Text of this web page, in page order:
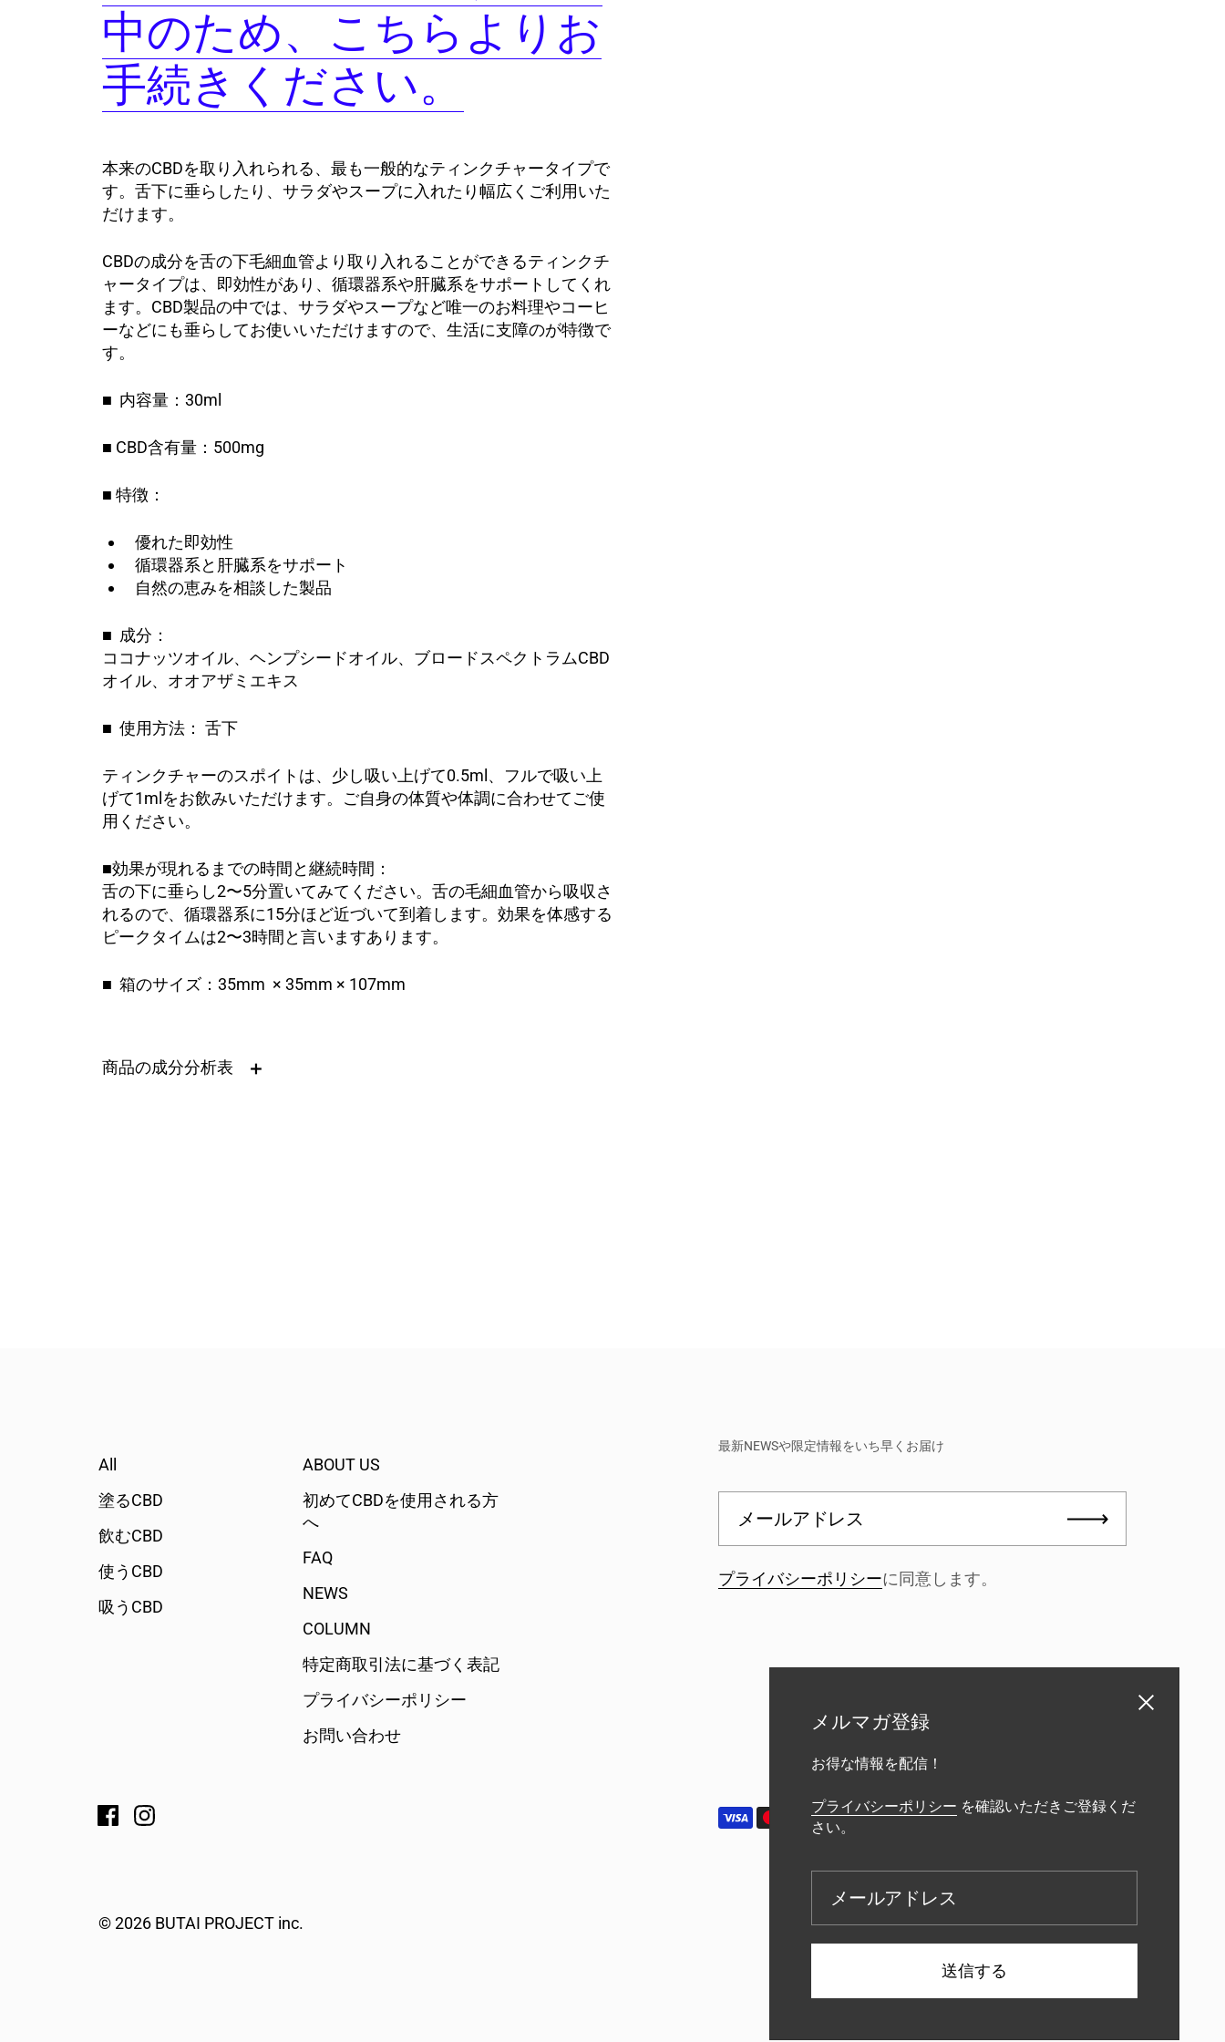
中のため、こちらよりお
手続きください。
本来のCBDを取り入れられる、最も一般的なティンクチャータイプで
す。舌下に垂らしたり、サラダやスープに入れたり幅広くご利用いた
だけます。
CBDの成分を舌の下毛細血管より取り入れることができるティンクチ
ャータイプは、即効性があり、循環器系や肝臓系をサポートしてくれ
ます。 CBD製品の中では、サラダやスープなど唯一のお料理やコーヒ
ーなどにも垂らしてお使いいただけますので、生活に支障のが特徴で
す。
■ 内容量：30ml
■ CBD含有量： 500mg
■ 特徴：
優れた即効性
循環器系と肝臓系をサポート
自然の恵みを相談した製品
■ 成分：
ココナッツオイル、ヘンプシードオイル、ブロードスペクトラムCBD
オイル、オオアザミエキス
■ 使用方法： 舌下
ティンクチャーのスポイトは、少し吸い上げて0.5ml、フルで吸い上
げて1mlをお飲みいただけます。ご自身の体質や体調に合わせてご使
用ください。
■効果が現れるまでの時間と継続時間：
舌の下に垂らし2〜5分置いてみてください。舌の毛細血管から吸収さ
れるので、循環器系に15分ほど近づいて到着します。効果を体感する
ピークタイムは2〜3時間と言いますあります。
■ 箱のサイズ：35mm × 35mm × 107mm
商品の成分分析表
測定可能な量の農薬が存在しない
All
塗るCBD
飲むCBD
使うCBD
吸うCBD
ABOUT US
初めてCBDを使用される方
へ
FAQ
NEWS
COLUMN
特定商取引法に基づく表記
プライバシーポリシー
お問い合わせ
最新NEWSや限定情報をいち早くお届け
プライバシーポリシーに同意します。
FacebookInstagram
© 2026 BUTAI PROJECT inc.
メルマガ登録
お得な情報を配信！
プライバシーポリシー を確認いただきご登録くだ
さい。
送信する
閉じる